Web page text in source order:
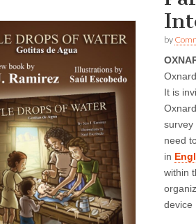
by
It is
survey
need
in
within
device